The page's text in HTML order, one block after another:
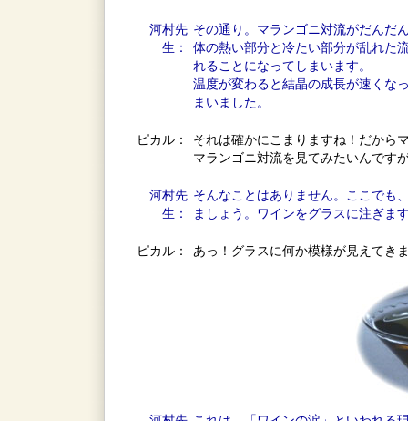
河村先
生：
その通り。マランゴニ対流がだんだ
体の熱い部分と冷たい部分が乱れた
れることになってしまいます。
温度が変わると結晶の成長が速くな
まいました。
ピカル：
それは確かにこまりますね！だから
マランゴニ対流を見てみたいんです
河村先
生：
そんなことはありません。ここでも
ましょう。ワインをグラスに注ぎま
ピカル： あっ！グラスに何か模様が見えてき